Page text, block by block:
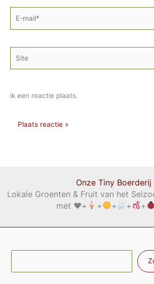
mail*
ik een reactie plaats.
Onze Tiny Boerderij
Lokale Groenten & Fruit van het
met ♥️+ + + + +